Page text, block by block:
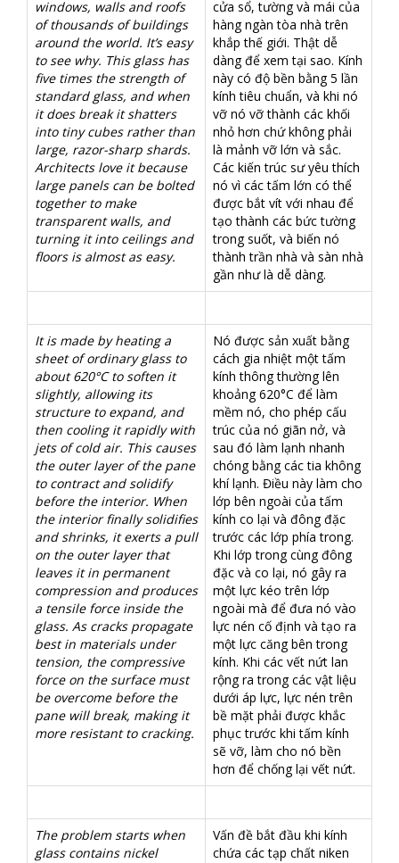
windows, walls and roofs
of thousands of buildings
around the world. It’s easy
to see why. This glass has
five times the strength of
standard glass, and when
it does break it shatters
into tiny cubes rather than
large, razor-sharp shards.
Architects love it because
large panels can be bolted
together to make
transparent walls, and
turning it into ceilings and
floors is almost as easy.
cửa sổ, tường và mái của
hàng ngàn tòa nhà trên
khắp thế giới. Thật dễ
dàng để xem tại sao. Kính
này có độ bền bằng 5 lần
kính tiêu chuẩn, và khi nó
vỡ nó vỡ thành các khối
nhỏ hơn chứ không phải
là mảnh vỡ lớn và sắc.
Các kiến ​​trúc sư yêu thích
nó vì các tấm lớn có thể
được bắt vít với nhau để
tạo thành các bức tường
trong suốt, và biến nó
thành trần nhà và sàn nhà
gần như là dễ dàng.
It is made by heating a
sheet of ordinary glass to
about 620°C to soften it
slightly, allowing its
structure to expand, and
then cooling it rapidly with
jets of cold air. This causes
the outer layer of the pane
to contract and solidify
before the interior. When
the interior finally solidifies
and shrinks, it exerts a pull
on the outer layer that
leaves it in permanent
compression and produces
a tensile force inside the
glass. As cracks propagate
best in materials under
tension, the compressive
force on the surface must
be overcome before the
pane will break, making it
more resistant to cracking.
Nó được sản xuất bằng
cách gia nhiệt một tấm
kính thông thường lên
khoảng 620°C để làm
mềm nó, cho phép cấu
trúc của nó giãn nở, và
sau đó làm lạnh nhanh
chóng bằng các tia không
khí lạnh. Điều này làm cho
lớp bên ngoài của tấm
kính co lại và đông đặc
trước các lớp phía trong.
Khi lớp trong cùng đông
đặc và co lại, nó gây ra
một lực kéo trên lớp
ngoài mà để đưa nó vào
lực nén cố định và tạo ra
một lực căng bên trong
kính. Khi các vết nứt lan
rộng ra trong các vật liệu
dưới áp lực, lực nén trên
bề mặt phải được khắc
phục trước khi tấm kính
sẽ vỡ, làm cho nó bền
hơn để chống lại vết nứt.
The problem starts when
glass contains nickel
Vấn đề bắt đầu khi kính
chứa các tạp chất niken